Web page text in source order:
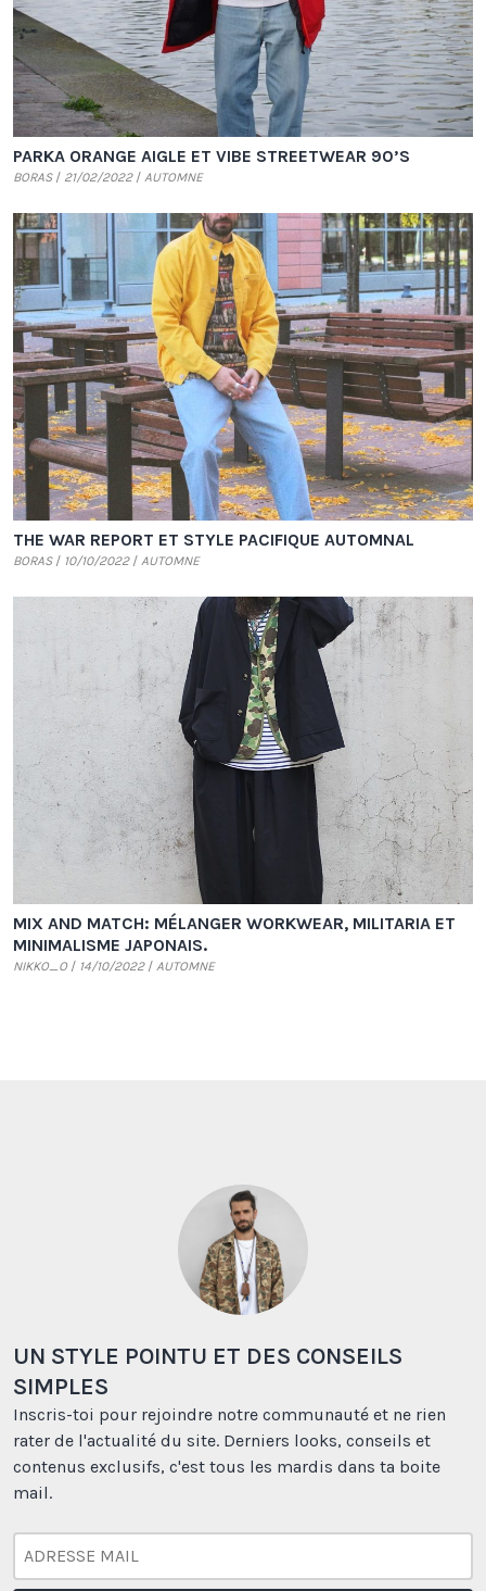
PARKA ORANGE AIGLE ET VIBE STREETWEAR 90’S
BORAS 21/02/2022 AUTOMNE
THE WAR REPORT ET STYLE PACIFIQUE AUTOMNAL
BORAS 10/10/2022 AUTOMNE
MIX AND MATCH: MÉLANGER WORKWEAR, MILITARIA ET
MINIMALISME JAPONAIS.
NIKKO_O 14/10/2022 AUTOMNE
UN STYLE POINTU ET DES CONSEILS
SIMPLES
Inscris-toi pour rejoindre notre communauté et ne rien
rater de l'actualité du site. Derniers looks, conseils et
contenus exclusifs, c'est tous les mardis dans ta boite
mail.